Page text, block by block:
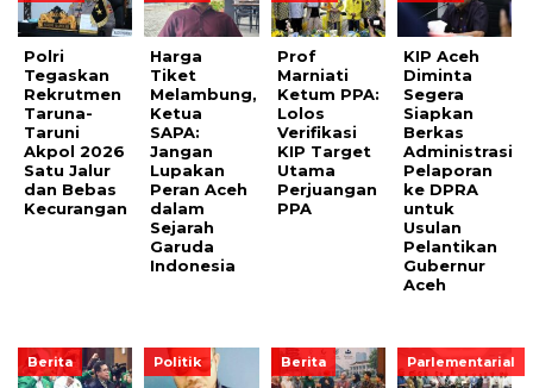
Polri
Tegaskan
Rekrutmen
Taruna-
Taruni
Akpol 2026
Satu Jalur
dan Bebas
Kecurangan
Harga
Tiket
Melambung,
Ketua
SAPA:
Jangan
Lupakan
Peran Aceh
dalam
Sejarah
Garuda
Indonesia
Prof
Marniati
Ketum PPA:
Lolos
Verifikasi
KIP Target
Utama
Perjuangan
PPA
KIP Aceh
Diminta
Segera
Siapkan
Berkas
Administrasi
Pelaporan
ke DPRA
untuk
Usulan
Pelantikan
Gubernur
Aceh
Berita Politik Berita Parlementarial